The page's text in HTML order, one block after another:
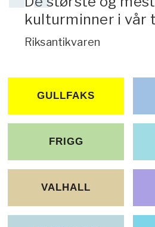
kulturminner i vår
Riksantikvaren
GULLFAKS
FRIGG
VALHALL